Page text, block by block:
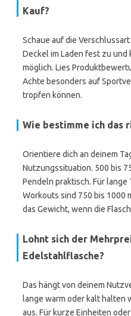
Kauf?
Schaue auf die
Deckel im Laden fest zu und
möglich. Lies
Achte besonders auf
tropfen können.
Wie bestimme ich das
Orientiere dich an deinem
Nutzungssituation. 500 bis
Pendeln praktisch. Für
Workouts sind 750 bis 1000
das Gewicht, wenn die
Lohnt sich der
Edelstahlflasche?
Das hängt von deinem
lange warm oder kalt halten
aus. Für kurze Einheiten